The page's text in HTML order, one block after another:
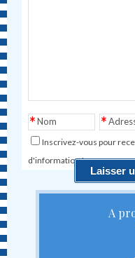
Nom
* *
Inscrivez-vous pour
d'information !
A